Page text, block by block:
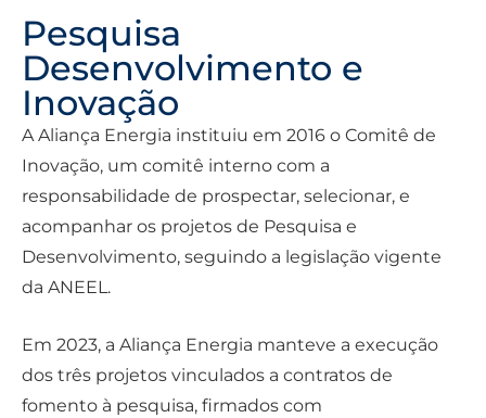
Pesquisa
Desenvolvimento e
Inovação
A Aliança Energia instituiu em 2016 o Comitê de
Inovação, um comitê interno com a
responsabilidade de prospectar, selecionar, e
acompanhar os projetos de Pesquisa e
Desenvolvimento, seguindo a legislação vigente
da ANEEL.
Em 2023, a Aliança Energia manteve a execução
dos três projetos vinculados a contratos de
fomento à pesquisa, firmados com